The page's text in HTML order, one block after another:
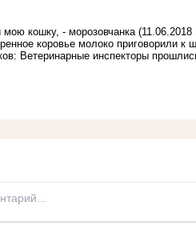
кошку, - морозовчанка (11.06.2018
коровье молоко приговорили к
Ветеринарные инспекторы